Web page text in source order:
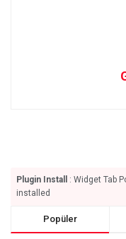
Plugin Install
: Widget Tab
installed
Popüler